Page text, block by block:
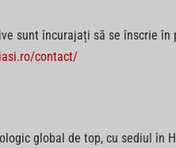
sunt încurajați să se înscrie
contact/
global de top, cu sediul în